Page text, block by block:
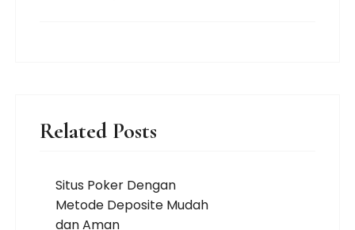
Related Posts
Situs Poker Dengan
Metode Deposite Mudah
dan Aman